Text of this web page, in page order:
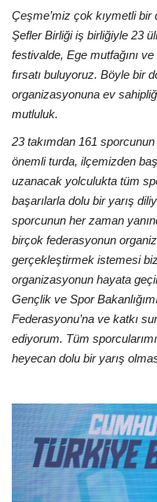
Çeşme’miz çok kıymetli bir
Şefler Birliği iş birliğiyle 23
festivalde, Ege mutfağını
fırsatı buluyoruz. Böyle bir
organizasyonuna ev
mutluluk.
23 takımdan 161
önemli turda, ilçemizden
uzanacak yolculukta tüm
başarılarla dolu bir yarış
sporcunun her zaman
birçok federasyonun
gerçekleştirmek istemesi
organizasyonun hayata
Gençlik ve Spor
Federasyonu’na ve katkı
ediyorum. Tüm
heyecan dolu bir yarış